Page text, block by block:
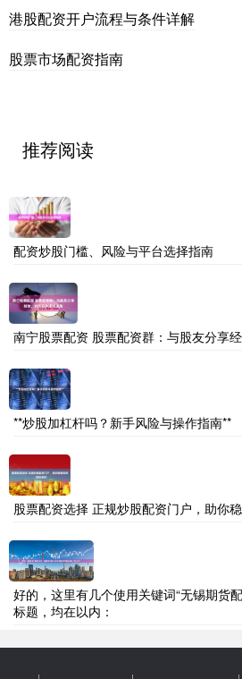
港股配资开户流程与条件详解
股票市场配资指南
推荐阅读
配资炒股门槛、风险与平台选择指南
南宁股票配资 股票配资群：与股友分享
**炒股加杠杆吗？新手风险与操作指南**
股票配资选择 正规炒股配资门户，助你
好的，这里有几个使用关键词“无锡期货
标题，均在以内：